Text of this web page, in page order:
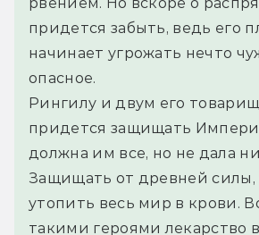
придется забыть, ведь его
начинает угрожать нечто
опасное.
Рингилу и двум его
придется защищать
должна им все, но не дала
Защищать от древней силы,
утопить весь мир в крови.
такими героями лекарство